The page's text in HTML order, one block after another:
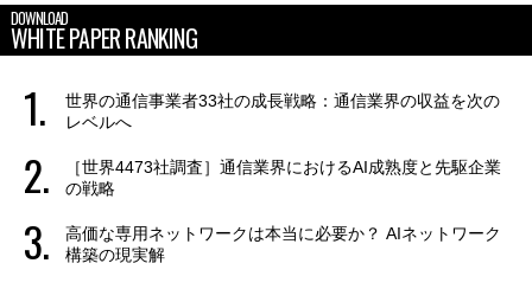
DOWNLOAD
WHITE PAPER RANKING
世界の通信事業者33社の成長戦略：通信業界の収益を次の
レベルへ
［世界4473社調査］通信業界におけるAI成熟度と先駆企業
の戦略
高価な専用ネットワークは本当に必要か？ AIネットワーク
構築の現実解